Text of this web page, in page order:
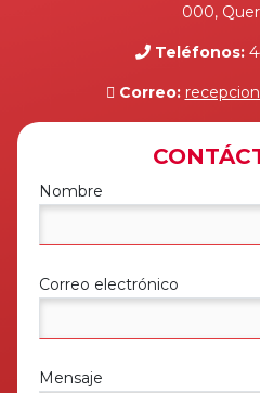
000,
Teléfonos:
Correo:
Nombre
Correo electrónico
Mensaje